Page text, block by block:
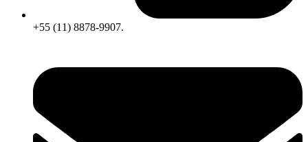
+55 (11) 8878-9907.